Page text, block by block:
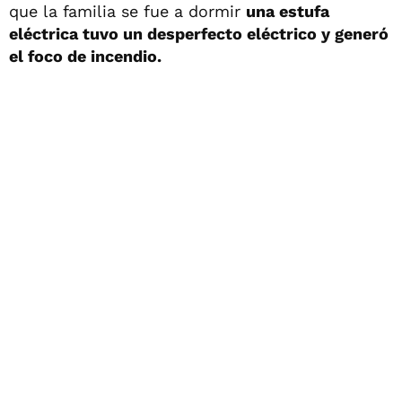
que la familia se fue a dormir una estufa
eléctrica tuvo un desperfecto eléctrico y generó
el foco de incendio.